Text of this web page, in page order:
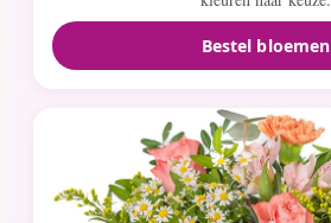
Bestel bloemen